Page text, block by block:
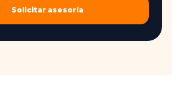
Solicitar asesoría